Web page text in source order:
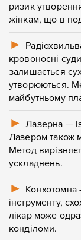
ризик
жінкам, що в
►
кровоносні
залишається
утворюються.
майбутньому
►Лазерна —
Лазером також
Метод
ускладнень.
► Конхотомна
інструменту,
лікар може
конділоми.
Ваше ім'я